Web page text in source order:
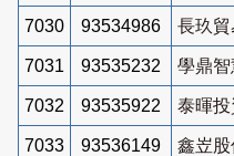
7030 93534986 長玖貿
7031 93535232 學鼎智
7032 93535922 泰暉投
7033 93536149 鑫岦股